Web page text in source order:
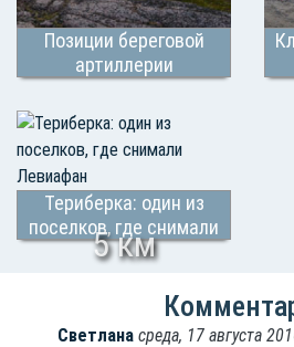
Позиции береговой
артиллерии
Териберка: один из
поселков, где снимали
Левиафан
5 км
Светлана среда, 17 августа